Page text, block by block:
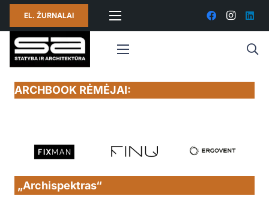
EL. ŽURNALAI
ARCHBOOK RĖMĖJAI:
„Archispektras“